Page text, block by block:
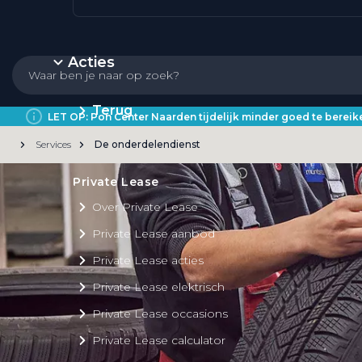
Acties
Terug
Private Lease
Over Private Lease
Private Lease aanbod
Private Lease acties
Private Lease elektrisch
Private Lease occasions
Private Lease calculator
LET OP: Pon Center Naarden tijdelijk minder goed te
Services De onderdelendienst